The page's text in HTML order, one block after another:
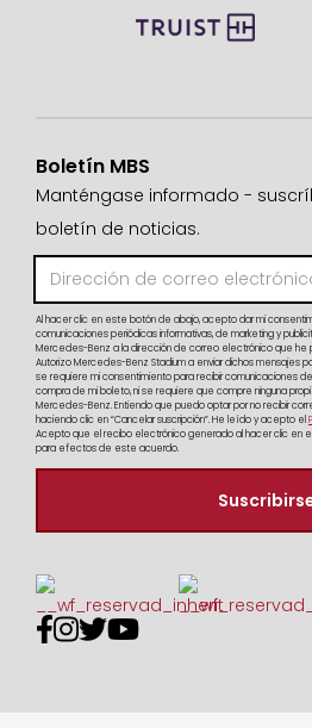
Boletín MBS
Manténgase informado -
boletín de noticias.
Al hacer clic en este botón de abajo, acepto dar mi
comunicaciones periódicas informativas, de marketing y
Mercedes-Benz a la dirección de correo electrónico que he
Autorizo Mercedes-Benz Stadium a enviar dichos mensajes
se requiere mi consentimiento para recibir comunicaciones
compra de mi boleto, ni se requiere que compre ninguna
Mercedes-Benz. Entiendo que puedo optar por no recibir
haciendo clic en “Cancelar suscripción”. He leído y acepto el
Acepto que el recibo electrónico generado al hacer clic en
para efectos de este acuerdo.
